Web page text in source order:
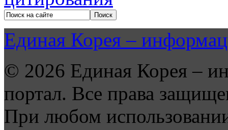
Единая Корея –
© 2026 Единая Корея –
портал. Все права
При любом